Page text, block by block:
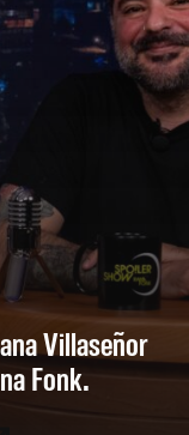
Villaseñor
Fonk.